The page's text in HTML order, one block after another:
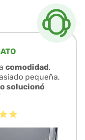
comodidad.
pequeña,
solucionó